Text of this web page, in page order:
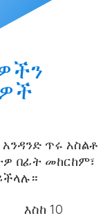
ጥሩ አስልቶ
በፊት መከርከም፣
እስከ 10